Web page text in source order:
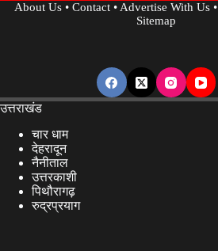
About Us• Contact•Advertise With Us•
Sitemap
उत्तराखंड
चार धाम
देहरादून
नैनीताल
उत्तरकाशी
पिथौरागढ़
रुद्रप्रयाग